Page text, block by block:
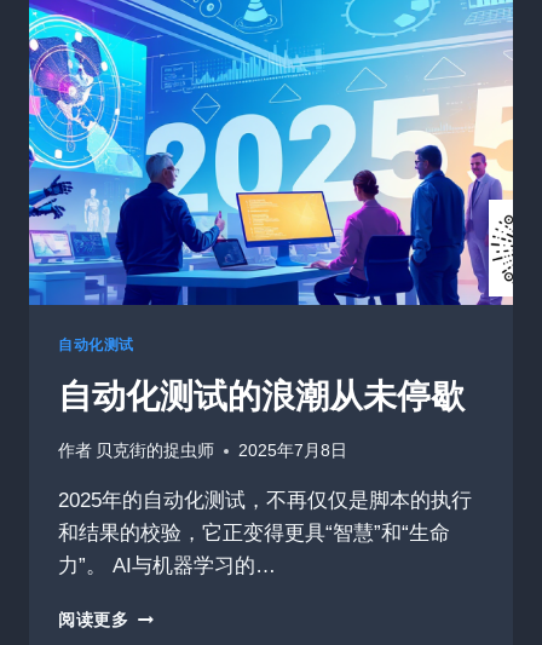
动
化
接
口
测
试：
2025
年
术
革
与
践
自动化测试
自动化测试的浪潮从未停歇
作者 贝克街的捉虫师 2025年7月8日
2025年的自动化测试，不再仅仅是脚本的执行
和结果的校验，它正变得更具“智慧”和“生命
力”。 AI与机器学习的…
阅读更多 自